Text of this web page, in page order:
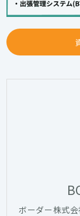
ボーダー株式会